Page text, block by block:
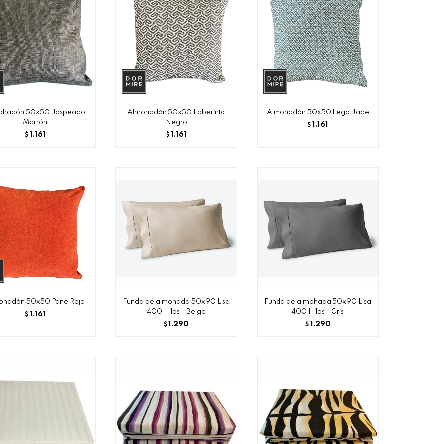
50x50 Jaspeado
Marrón
$ 1.161
Almohadón 50x50 Laberinto
Negro
$ 1.161
Almohadón 50x50 Lego Jade
$ 1.161
50x50 Pane Rojo
$ 1.161
Funda de almohada 50x90 Lisa
400 Hilos - Beige
$ 1.290
Funda de almohada 50x90 Lisa
400 Hilos - Gris
$ 1.290